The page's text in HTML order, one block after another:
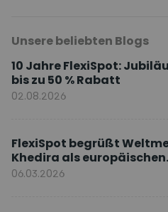
Unsere beliebten Blogs
10 Jahre FlexiSpot:
bis zu 50 % Rabatt
02.08.2026
FlexiSpot begrüßt
Khedira als europäischen
Markenbotschafter
06.03.2026